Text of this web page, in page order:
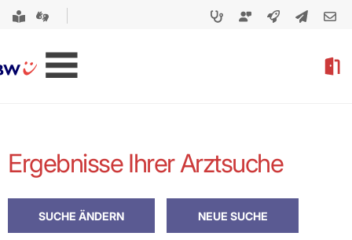
Ergebnisse Ihrer Arztsuche